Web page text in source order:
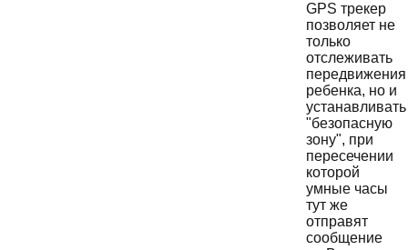
GPS трекер
позволяет не
только
отслеживать
передвижения
ребенка, но и
устанавливать
"безопасную
зону", при
пересечении
которой
умные часы
тут же
отправят
сообщение